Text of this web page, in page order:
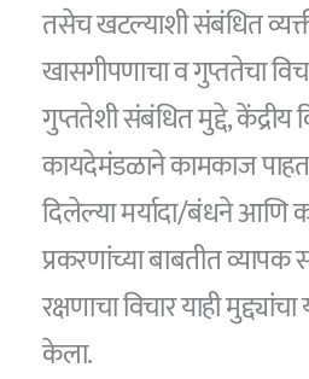
तसेच खटल्याशी संबंधित
खासगीपणाचा व गुप्ततेचा
गुप्ततेशी संबंधित मुद्दे, केंद्रीय
कायदेमंडळाने कामकाज
दिलेल्या मर्यादा/बंधने आणि
प्रकरणांच्या बाबतीत व्यापक
रक्षणाचा विचार याही
केला.